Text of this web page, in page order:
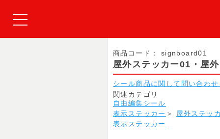
商品コード： signboard01
屋外ステッカー01・屋
シール商品に関して問い合わ
関連カテゴリ
自由編集シール
表示ステッカー ＞
屋外ステッ
表示ステッカー